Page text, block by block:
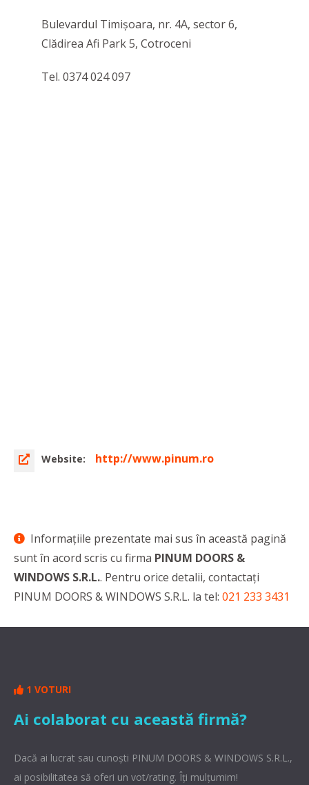
Bulevardul Timișoara, nr. 4A, sector 6,
Clădirea Afi Park 5, Cotroceni
Tel. 0374 024 097
Website: http://www.pinum.ro
Informaţiile prezentate mai sus în această pagină
sunt în acord scris cu firma PINUM DOORS &
WINDOWS S.R.L.. Pentru orice detalii, contactaţi
PINUM DOORS & WINDOWS S.R.L. la tel: 021 233 3431
1 VOTURI
Ai colaborat cu această firmă?
Dacă ai lucrat sau cunoşti PINUM DOORS & WINDOWS S.R.L.,
ai posibilitatea să oferi un vot/rating. Îți mulțumim!